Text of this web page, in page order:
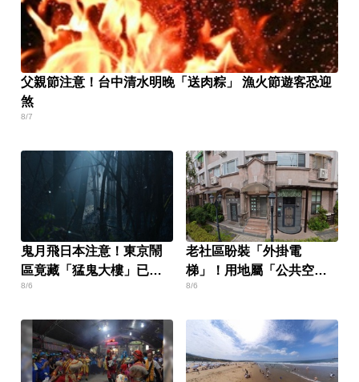
父親節注意！台中清水明晚「送肉粽」 漁火節遊客恐迎
煞
8/7
鬼月飛日本注意！東京鬧
區竟藏「猛鬼大樓」已奪
14命
8/6
老社區盼裝「外掛電
梯」！用地屬「公共空
間」卡關
8/6